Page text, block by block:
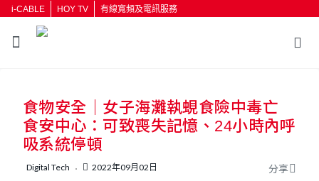
i-CABLE HOY TV 有線寬頻及電訊服務
食物安全｜女子海灘執蜆食險中毒亡
食安中心：可致喪失記憶、24小時內呼
吸系統停頓
Digital Tech 2022年09月02日 分享